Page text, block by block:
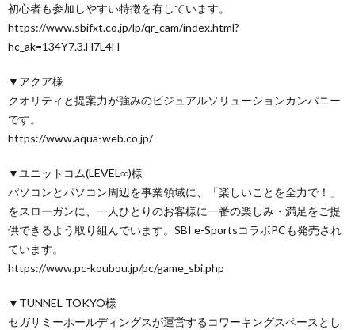
初心者も参加しやすい特徴を有しています。
https://www.sbifxt.co.jp/lp/qr_cam/index.html?
hc_ak=134Y7.3.H7L4H
▼アクア様
クオリティと提案力が強みのビジュアルソリューションカンパニー
です。
https://www.aqua-web.co.jp/
▼ユニットコム(LEVEL∞)様
パソコンとパソコン周辺を事業領域に、「楽しいことを全力で！」
をスローガンに、一人ひとりのお客様に一番の楽しみ・満足をご提
供できるよう取り組んでいます。SBI e-SportsコラボPCも発売され
ています。
https://www.pc-koubou.jp/pc/game_sbi.php
▼TUNNEL TOKYO様
セガサミーホールディングスが運営するコワーキングスペースとし